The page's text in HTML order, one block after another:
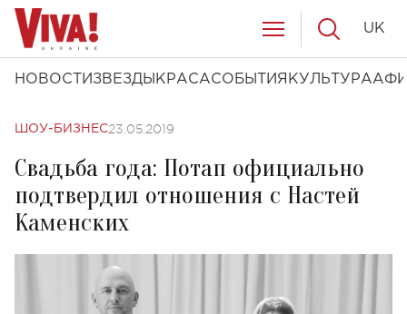
НОВОСТИ ЗВЕЗДЫ КРАСАСОБЫТИЯ КУЛЬТУРА
UK
ШОУ-БИЗНЕС23.05.2019
Свадьба года: Потап официально
подтвердил отношения с Настей
Каменских